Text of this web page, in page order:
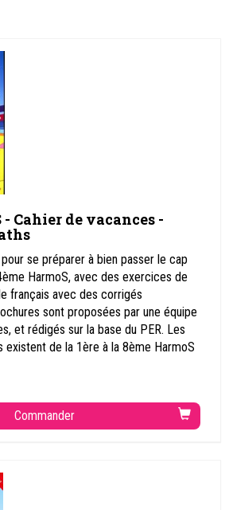
- Cahier de vacances -
se préparer à bien passer le cap
HarmoS, avec des exercices de
français avec des corrigés
sont proposées par une équipe
et rédigés sur la base du PER. Les
existent de la 1ère à la 8ème HarmoS
Commander